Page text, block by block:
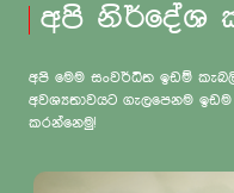
අපි නිර්දේශ
අපි මෙම සංවර්ධිත ඉඩම්
අවශ්‍යතාවයට ගැලපෙනම
කරන්නෙමු!